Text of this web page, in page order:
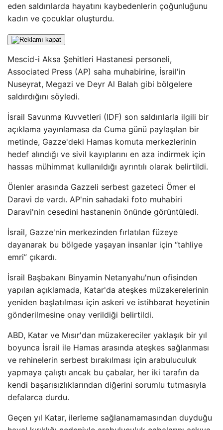
eden saldırılarda hayatını kaybedenlerin çoğunluğunu
kadın ve çocuklar oluşturdu.
Mescid-i Aksa Şehitleri Hastanesi personeli,
Associated Press (AP) saha muhabirine, İsrail'in
Nuseyrat, Megazi ve Deyr Al Balah gibi bölgelere
saldırdığını söyledi.
İsrail Savunma Kuvvetleri (IDF) son saldırılarla ilgili bir
açıklama yayınlamasa da Cuma günü paylaşılan bir
metinde, Gazze'deki Hamas komuta merkezlerinin
hedef alındığı ve sivil kayıplarını en aza indirmek için
hassas mühimmat kullanıldığı ayrıntılı olarak belirtildi.
Ölenler arasında Gazzeli serbest gazeteci Ömer el
Daravi de vardı. AP'nin sahadaki foto muhabiri
Daravi'nin cesedini hastanenin önünde görüntüledi.
İsrail, Gazze'nin merkezinden fırlatılan füzeye
dayanarak bu bölgede yaşayan insanlar için “tahliye
emri” çıkardı.
İsrail Başbakanı Binyamin Netanyahu'nun ofisinden
yapılan açıklamada, Katar'da ateşkes müzakerelerinin
yeniden başlatılması için askeri ve istihbarat heyetinin
gönderilmesine onay verildiği belirtildi.
ABD, Katar ve Mısır'dan müzakereciler yaklaşık bir yıl
boyunca İsrail ile Hamas arasında ateşkes sağlanması
ve rehinelerin serbest bırakılması için arabuluculuk
yapmaya çalıştı ancak bu çabalar, her iki tarafın da
kendi başarısızlıklarından diğerini sorumlu tutmasıyla
defalarca durdu.
Geçen yıl Katar, ilerleme sağlanamamasından duyduğu